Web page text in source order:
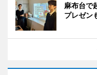
麻布台で
プレゼン